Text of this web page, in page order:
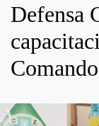
Defensa